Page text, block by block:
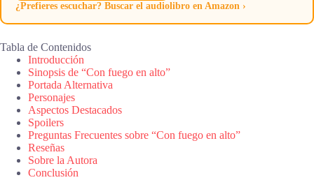
¿Prefieres escuchar? Buscar el audiolibro en Amazon ›
Tabla de Contenidos
Introducción
Sinopsis de “Con fuego en alto”
Portada Alternativa
Personajes
Aspectos Destacados
Spoilers
Preguntas Frecuentes sobre “Con fuego en alto”
Reseñas
Sobre la Autora
Conclusión